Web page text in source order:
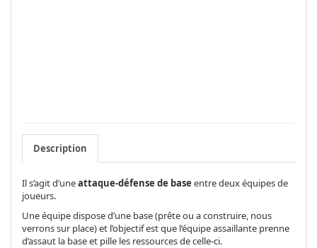
Description
Il s’agit d’uneattaque-défense de base entre deux équipes de
joueurs.
Une équipe dispose d’une base (prête ou a construire, nous
verrons sur place) et l’objectif est que l’équipe assaillante prenne
d’assaut la base et pille les ressources de celle-ci.